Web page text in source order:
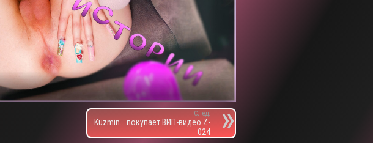
След.
Kuzmin… покупает ВИП-видео Z-
024